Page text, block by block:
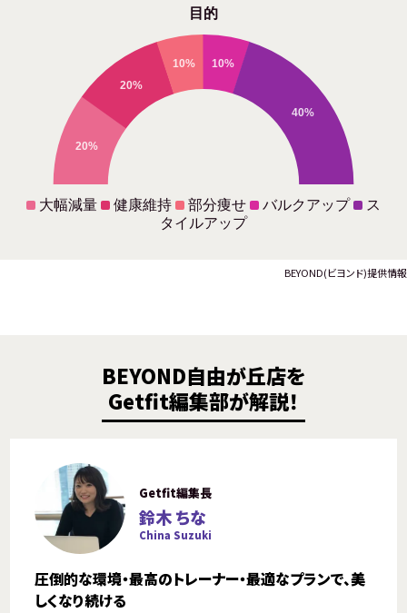
目的
20%
20%
10% 10%
40%
大幅減量 健康維持 部分痩せ バルクアップ
ス
タイルアップ
BEYOND(ビヨンド)提供情報
BEYOND自由が丘店を
Getfit編集部が解説！
Getfit編集長
鈴木 ちな
China Suzuki
圧倒的な環境・最高のトレーナー・最適なプランで、美
しくなり続ける